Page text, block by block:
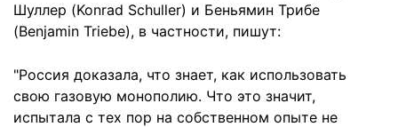
Шуллер (Konrad Schuller) и Беньямин Трибе
(Benjamin Triebe), в частности, пишут:
"Россия доказала, что знает, как использовать
свою газовую монополию. Что это значит,
испытала с тех пор на собственном опыте не